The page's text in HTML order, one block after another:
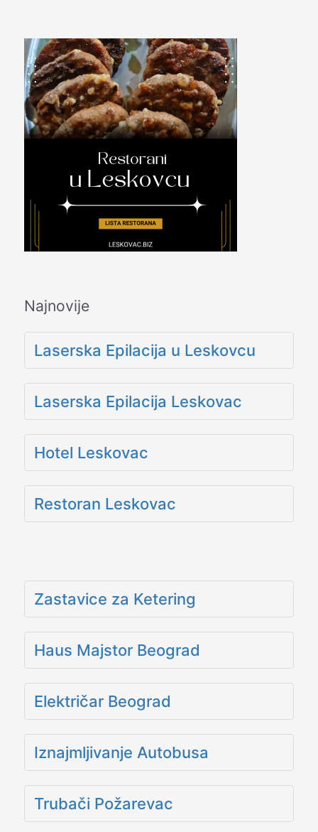
Najnovije
Laserska Epilacija u Leskovcu
Laserska Epilacija Leskovac
Hotel Leskovac
Restoran Leskovac
Zastavice za Ketering
Haus Majstor Beograd
Električar Beograd
Iznajmljivanje Autobusa
Trubači Požarevac